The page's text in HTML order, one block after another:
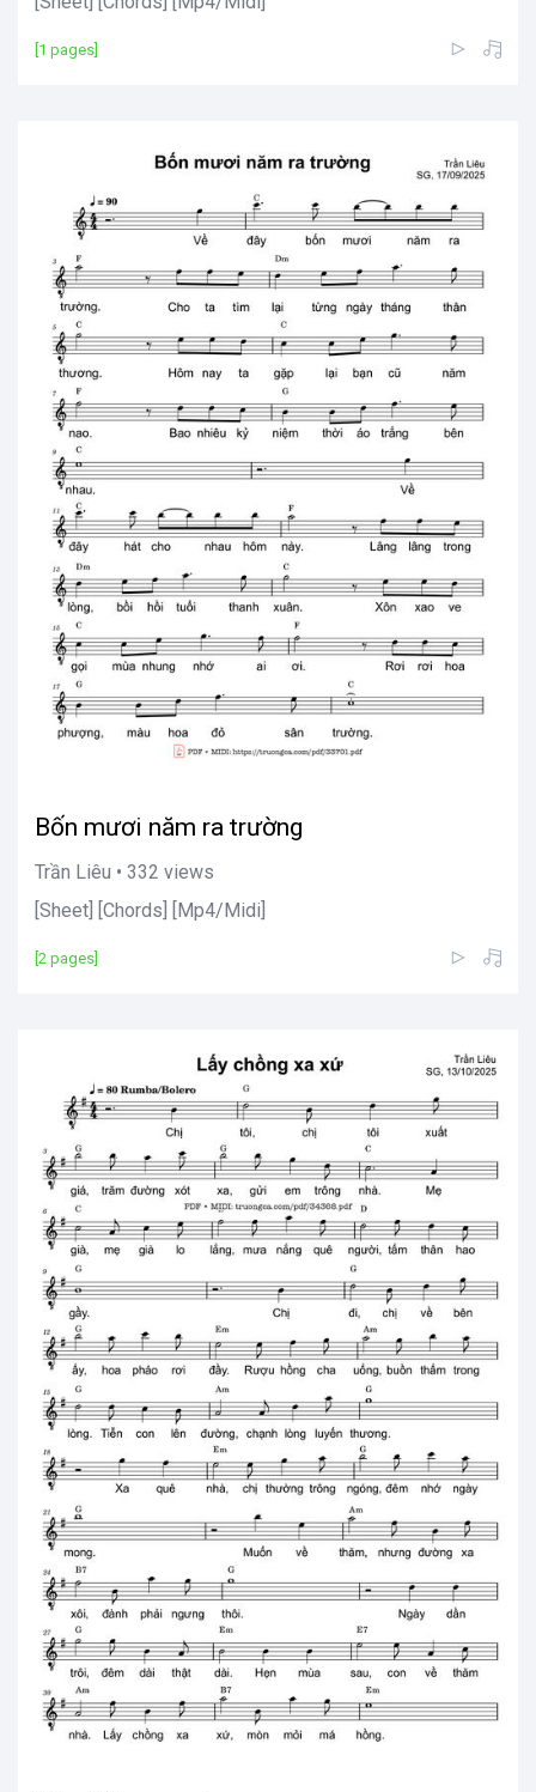
[1 pages]
Bốn mươi năm ra trường
Trần Liêu • 332 views
[Sheet] [Chords] [Mp4/Midi]
[2 pages]